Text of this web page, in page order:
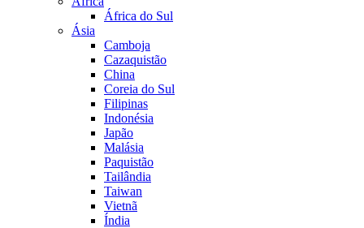
África do Sul
Ásia
Camboja
Cazaquistão
China
Coreia do Sul
Filipinas
Indonésia
Japão
Malásia
Paquistão
Tailândia
Taiwan
Vietnã
Índia